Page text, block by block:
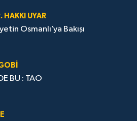
HAKKI UYAR
Osmanlı’ya Bakışı
BU : TAO